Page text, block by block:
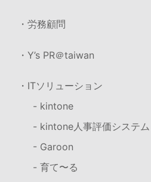
・労務顧問
・Y’s PR＠taiwan
・ITソリューション
- kintone
- kintone人事評価システム
- Garoon
- 育て〜る